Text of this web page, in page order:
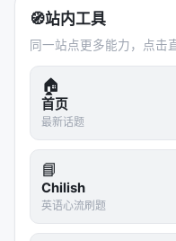
反思，让Agent反复质
人，越是反复检查自
的——因为他检查的时
辑。
为什么？因为自我检
和执行者共享同一套
导航的人，让他再检
地图是错的，他只会
有色眼镜的人，让他
🧭站内工具
同一站点更多能力，点击
🏠
首页
最新话题
📘
Chilish
英语心流刷题